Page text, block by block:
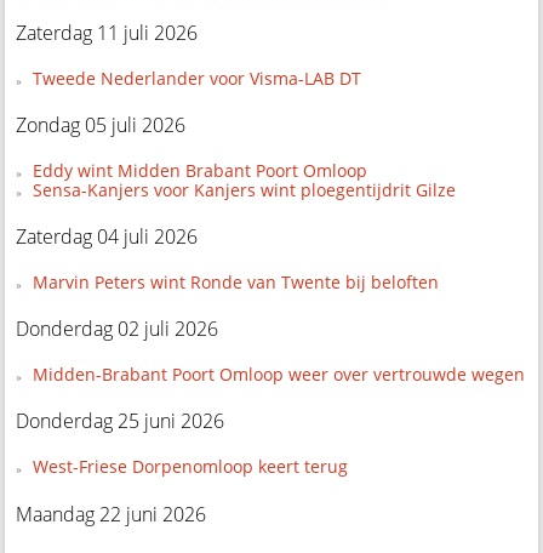
Zaterdag 11 juli 2026
Tweede Nederlander voor Visma-LAB DT
Zondag 05 juli 2026
Eddy wint Midden Brabant Poort Omloop
Sensa-Kanjers voor Kanjers wint ploegentijdrit Gilze
Zaterdag 04 juli 2026
Marvin Peters wint Ronde van Twente bij beloften
Donderdag 02 juli 2026
Midden-Brabant Poort Omloop weer over vertrouwde wegen
Donderdag 25 juni 2026
West-Friese Dorpenomloop keert terug
Maandag 22 juni 2026